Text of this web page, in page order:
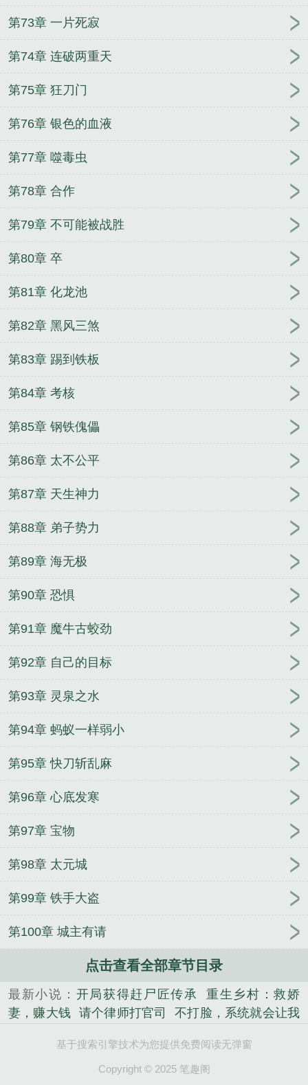
第73章 一片死寂
第74章 连破两重天
第75章 狂刀门
第76章 银色的血液
第77章 噬毒虫
第78章 合作
第79章 不可能被战胜
第80章 卒
第81章 化龙池
第82章 黑风三煞
第83章 踢到铁板
第84章 考核
第85章 钢铁傀儡
第86章 太不公平
第87章 天生神力
第88章 弟子势力
第89章 海无极
第90章 恐惧
第91章 魔牛古蛟劲
第92章 自己的目标
第93章 灵泉之水
第94章 蚂蚁一样弱小
第95章 快刀斩乱麻
第96章 心底发寒
第97章 宝物
第98章 太元城
第99章 铁手大盗
第100章 城主有请
点击查看全部章节目录
最新小说： 开局获得赶尸匠传承
重生乡村：救娇
妻，赚大钱
请个律师打官司
不打脸，系统就会让我
烂王妃之我的出逃手册
重生：我的悠闲山村生活
告王爷，你的不育我能治 震惊圣人！开局紫霄宫证
基于搜索引擎技术为您提供免费阅读无弹窗
Copyright © 2025 笔趣阁